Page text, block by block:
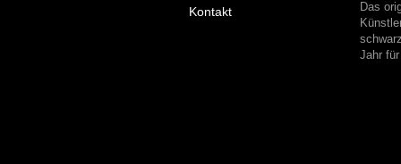
Kontakt
Das
Jahr